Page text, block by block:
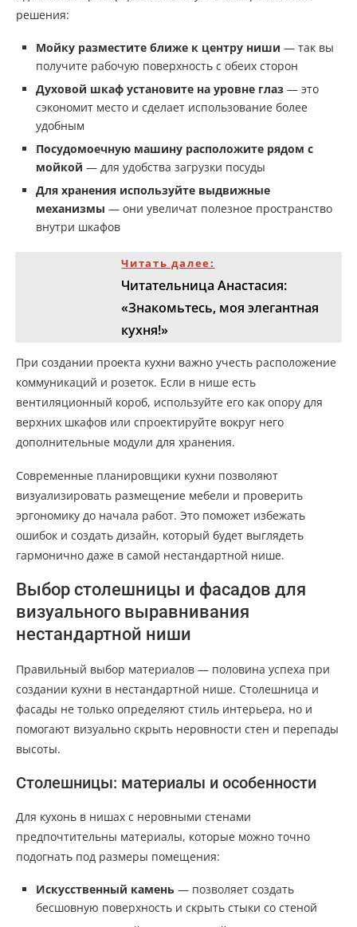
решения:
Мойку разместите ближе к центру ниши — так вы
получите рабочую поверхность с обеих сторон
Духовой шкаф установите на уровне глаз — это
сэкономит место и сделает использование более
удобным
Посудомоечную машину расположите рядом с
мойкой — для удобства загрузки посуды
Для хранения используйте выдвижные
механизмы — они увеличат полезное пространство
внутри шкафов
Читать далее:
Читательница Анастасия:
«Знакомьтесь, моя элегантная
кухня!»
При создании проекта кухни важно учесть расположение
коммуникаций и розеток. Если в нише есть
вентиляционный короб, используйте его как опору для
верхних шкафов или спроектируйте вокруг него
дополнительные модули для хранения.
Современные планировщики кухни позволяют
визуализировать размещение мебели и проверить
эргономику до начала работ. Это поможет избежать
ошибок и создать дизайн, который будет выглядеть
гармонично даже в самой нестандартной нише.
Выбор столешницы и фасадов для
визуального выравнивания
нестандартной ниши
Правильный выбор материалов — половина успеха при
создании кухни в нестандартной нише. Столешница и
фасады не только определяют стиль интерьера, но и
помогают визуально скрыть неровности стен и перепады
высоты.
Столешницы: материалы и особенности
Для кухонь в нишах с неровными стенами
предпочтительны материалы, которые можно точно
подогнать под размеры помещения:
Искусственный камень — позволяет создать
бесшовную поверхность и скрыть стыки со стеной